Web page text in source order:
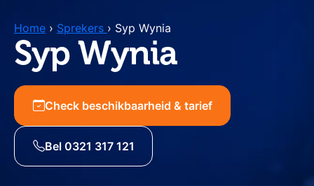
Home › Sprekers › Syp Wynia
Syp Wynia
Check beschikbaarheid & tarief
Bel 0321 317 121